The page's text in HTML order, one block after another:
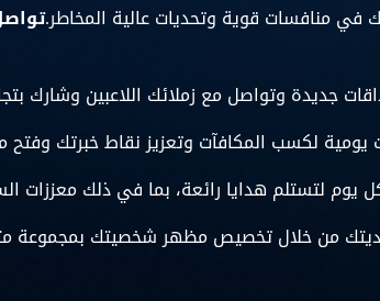
في منافسات قوية وتحديات عالية المخاطر.
جديدة وتواصل مع زملائك اللاعبين وشارك
لكسب المكافآت وتعزيز نقاط خبرتك وفتح
لتستلم هدايا رائعة، بما في ذلك معززات
من خلال تخصيص مظهر شخصيتك بمجموعة